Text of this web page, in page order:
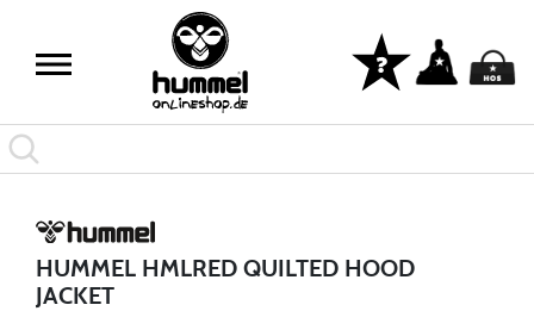
HUMMEL HMLRED QUILTED HOOD
JACKET